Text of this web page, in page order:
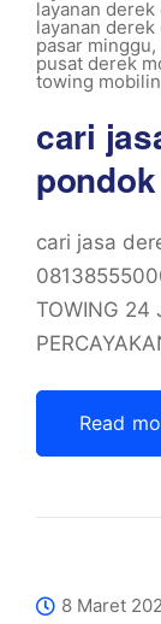
layanan derek
layanan derek
pasar minggu,
pusat derek
towing
cari
cari jasa
TOWING 24
Read
8 Maret